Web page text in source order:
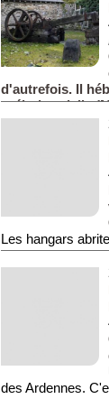
d'autrefois. Il
préindustrielle
Les hangars
pièces d’artillerie,
des Ardennes.